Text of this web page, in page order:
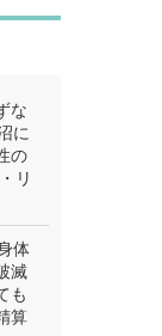
な
に
の
リ
体
滅
も
算